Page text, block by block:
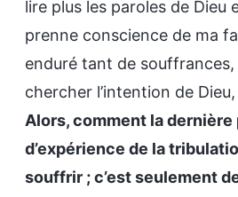
lire plus les paroles de
prenne conscience de ma
enduré tant de souffrances,
chercher l’intention de
Alors, comment la
d’expérience de la
souffrir ; c’est seulement